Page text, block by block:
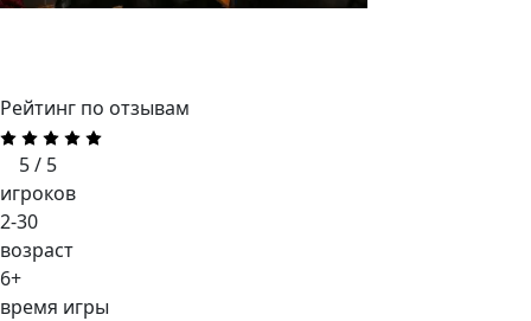
Рейтинг по отзывам
5 / 5
игроков
2-30
возраст
6+
время игры